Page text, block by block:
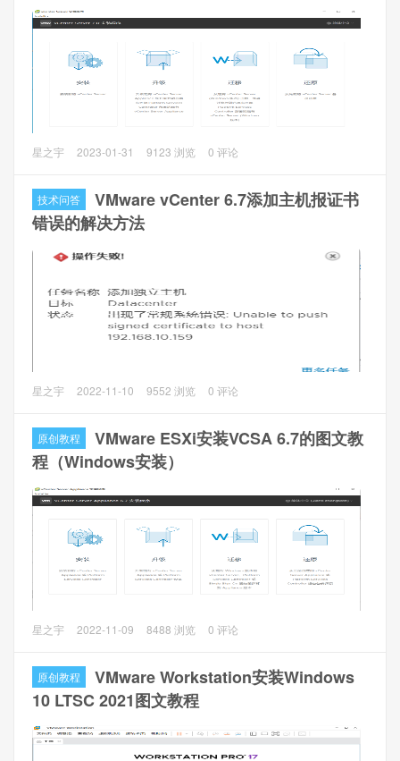
不过官网的建议是升级新版本。
VMware官网查看：
https://interopmatrix.vmware.com/Interoperability
2、VCSA8.0下载，VMware-VCSA-all-8.0.0-21457384.iso。
VMware vCenter Server Virtual Appliance 6.7（VCSA6.7）
一、准备工作
1、vCenter兼容ESXi版本。ESXi6.7是被vCenter7.0支持的，
不过官网的建议是升级新版本。
https://interopmatrix.vmware.com/Interoperability
2、VCSA7.0下载，VMware-VCSA-all-7.0.3-20395099.iso。
星之宇 2023-01-31 9123 浏览 0 评论
技术问答
VMware vCenter 6.7添加主机报证书
错误的解决方法
问题描述
6.7.0 15160138）时报错了，报错提示”出现了常规系统错误:
Unable to push signed certificates to host xxx.xxx.xxx.xxx“
解决方法
击 编辑设置 ，通过过滤器搜索到vpxd.certmgmt.mode将值
从默认的vmca更改为thumbprint保存（不需要重启），再新
添加主机即可。
星之宇 2022-11-10 9552 浏览 0 评论
原创教程
VMware ESXi安装VCSA 6.7的图文教
程（Windows安装）
通过Windows把VMware VCSA 6.7安装到ESXi，网络环境正
一、安装准备
1、VCSA安装包：VMware-VCSA-all-6.7.0-20540798.iso
2、ESXi环境：ESXi 6.7.0 Update 3 (Build 15160138)
星之宇 2022-11-09 8488 浏览 0 评论
原创教程
VMware Workstation安装Windows
10 LTSC 2021图文教程